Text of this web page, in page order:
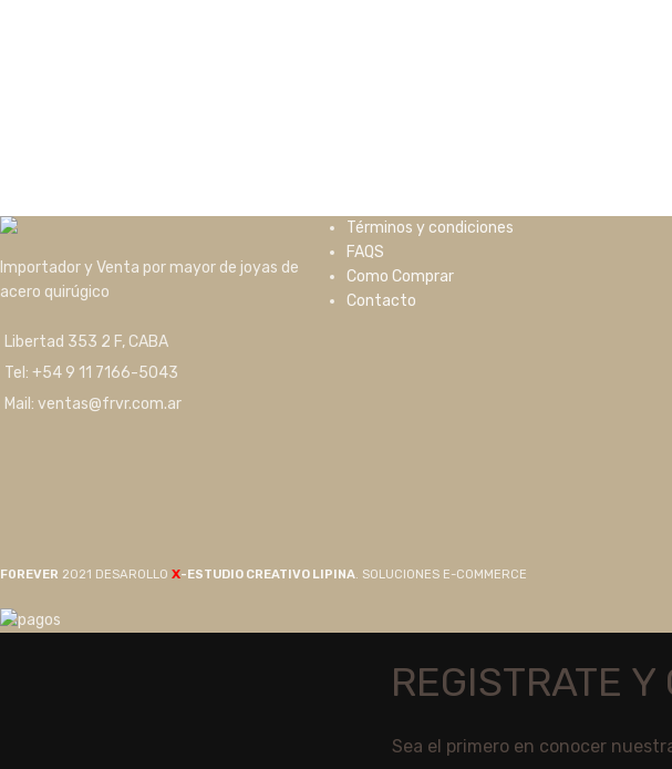
Importador y Venta por mayor de joyas de
acero quirúgico
Libertad 353 2 F, CABA
Tel: +54 9 11 7166-5043
Mail: ventas@frvr.com.ar
Términos y condiciones
FAQS
Como Comprar
Contacto
F0REVER 2021 DESAROLLO X-ESTUDIO CREATIVO LIPINA . SOLUCIONES E-COMMERCE
REGISTRATE
Sea el primero en conocer